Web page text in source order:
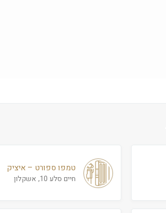
טמפו ספורט – איציק
חיים סלע 10, אשקלון